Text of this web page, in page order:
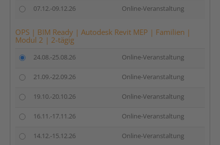
07.12.-09.12.26 Online-Veranstaltung
OPS | BIM Ready | Autodesk Revit MEP | Familien |
Modul 2 | 2-tägig
24.08.-25.08.26 Online-Veranstaltung
21.09.-22.09.26 Online-Veranstaltung
19.10.-20.10.26 Online-Veranstaltung
16.11.-17.11.26 Online-Veranstaltung
14.12.-15.12.26 Online-Veranstaltung